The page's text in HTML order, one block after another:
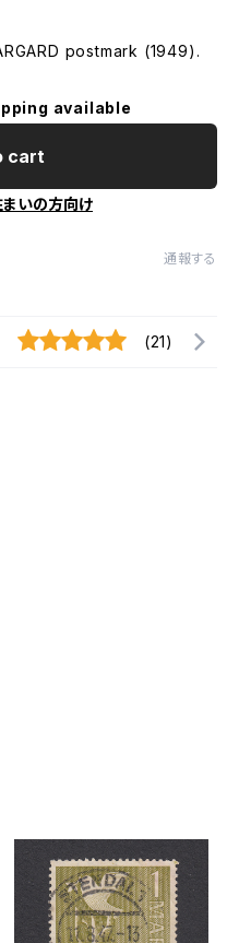
postmark (1949).
available
cart
いの方向け
通報する
(21)